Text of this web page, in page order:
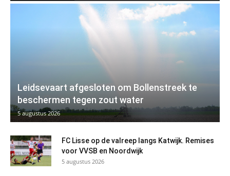
Leidsevaart afgesloten om Bollenstreek te
beschermen tegen zout water
5 augustus 2026
FC Lisse op de valreep langs Katwijk. Remises
voor VVSB en Noordwijk
5 augustus 2026